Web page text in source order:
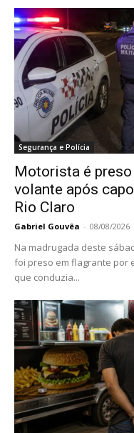
Segurança e Polícia
Motorista é
volante após
Rio Claro
Gabriel Gouvêa - 08/08/2026
Na madrugada deste
foi preso em flagrante por
que conduzia...